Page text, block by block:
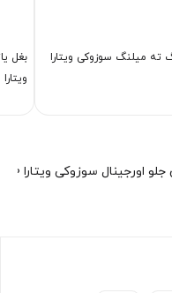
ته میلنگ سوزوکی ویتارا
ویتارا 2400
اورجینال سوزوکی ویتارا 2400